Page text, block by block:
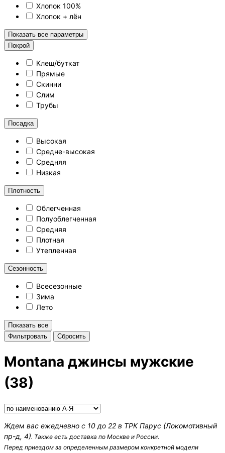
Хлопок 100%
Хлопок + лён
Показать все параметры
Покрой
Клеш/буткат
Прямые
Скинни
Слим
Трубы
Посадка
Высокая
Средне-высокая
Средняя
Низкая
Плотность
Облегченная
Полуоблегченная
Средняя
Плотная
Утепленная
Сезонность
Всесезонные
Зима
Лето
Показать все
Cбросить
Montana джинсы мужские
(38)
Ждем вас ежедневно с 10 до 22 в ТРК Парус (Локомотивный
пр-д, 4). Также есть доставка по Москве и России.
Перед приездом за определенным размером конкретной модели